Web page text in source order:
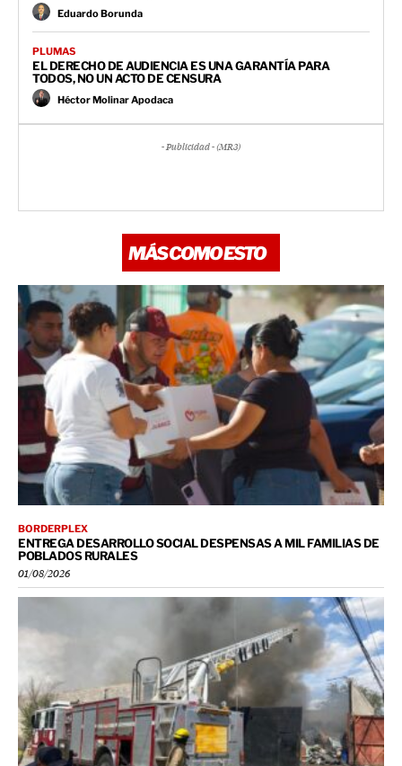
Eduardo Borunda
PLUMAS
EL DERECHO DE AUDIENCIA ES UNA GARANTÍA PARA
TODOS, NO UN ACTO DE CENSURA
Héctor Molinar Apodaca
- Publicidad - (MR3)
MÁS COMO ESTO
BORDERPLEX
ENTREGA DESARROLLO SOCIAL DESPENSAS A MIL FAMILIAS DE
POBLADOS RURALES
01/08/2026